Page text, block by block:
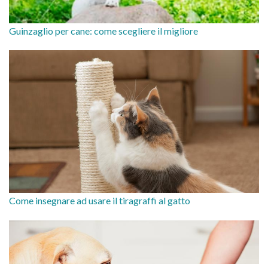
Guinzaglio per cane: come scegliere il migliore
Come insegnare ad usare il tiragraffi al gatto